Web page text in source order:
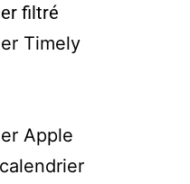
filtré
Timely
Apple